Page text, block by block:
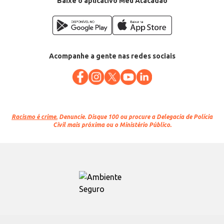
Acompanhe a gente nas redes sociais
Racismo é crime. Denuncie. Disque 100 ou procure a Delegacia de Polícia
Civil mais próxima ou o Ministério Público.